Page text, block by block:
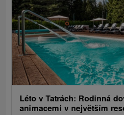
Léto v Tatrách: Rodinná
animacemi v největším